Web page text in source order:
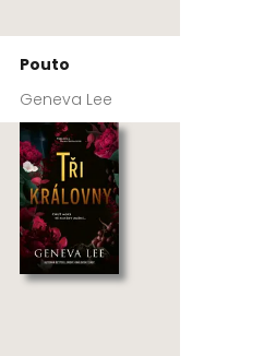
Pouto
Geneva Lee